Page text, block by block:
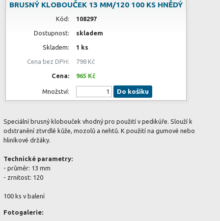
BRUSNÝ KLOBOUČEK 13 MM/120 100 KS HNĚDÝ
Kód: 108297
Dostupnost: skladem
Skladem: 1 ks
Cena bez DPH: 798 Kč
Cena: 965 Kč
Množství: Do košíku
Speciální brusný klobouček vhodný pro použití v pedikúře. Slouží k
odstranění ztvrdlé kůže, mozolů a nehtů. K použití na gumové nebo
hliníkové držáky.
Technické parametry:
- průměr: 13 mm
- zrnitost: 120
100 ks v balení
Fotogalerie: